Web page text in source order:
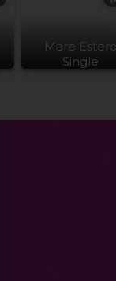
Mare
Single